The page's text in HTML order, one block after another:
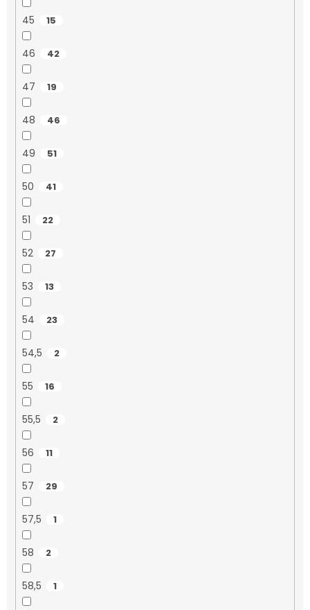
45 15
46 42
47 19
48 46
49 51
50 41
51 22
52 27
53 13
54 23
54,5 2
55 16
55,5 2
56 11
57 29
57,5 1
58 2
58,5 1